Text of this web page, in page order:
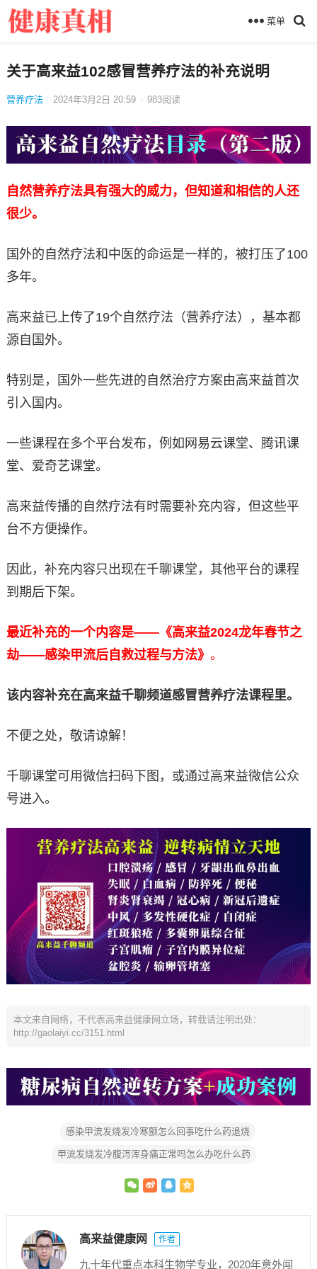
菜单
关于高来益102感冒营养疗法的补充说明
营养疗法 2024年3月2日 20:59 · 983阅读
自然营养疗法具有强大的威力，但知道和相信的人还
很少。
国外的自然疗法和中医的命运是一样的，被打压了100
多年。
高来益已上传了19个自然疗法（营养疗法），基本都
源自国外。
特别是，国外一些先进的自然治疗方案由高来益首次
引入国内。
一些课程在多个平台发布，例如网易云课堂、腾讯课
堂、爱奇艺课堂。
高来益传播的自然疗法有时需要补充内容，但这些平
台不方便操作。
因此，补充内容只出现在千聊课堂，其他平台的课程
到期后下架。
最近补充的一个内容是——《高来益2024龙年春节之
劫——感染甲流后自救过程与方法》 。
该内容补充在高来益千聊频道感冒营养疗法课程里。
不便之处，敬请谅解！
千聊课堂可用微信扫码下图，或通过高来益微信公众
号进入。
本文来自网络，不代表高来益健康网立场，转载请注明出处：
http://gaolaiyi.cc/3151.html
感染甲流发烧发冷寒颤怎么回事吃什么药退烧
甲流发烧发冷腹泻浑身痛正常吗怎么办吃什么药
高来益健康网 作者
九十年代重点本科生物学专业，2020年意外闯